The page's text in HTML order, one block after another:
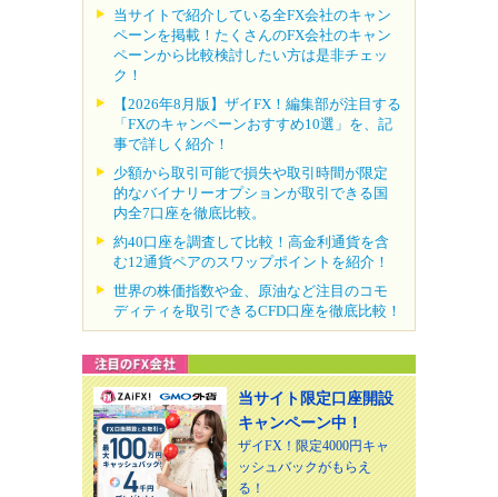
当サイトで紹介している全FX会社のキャン
ペーンを掲載！たくさんのFX会社のキャン
ペーンから比較検討したい方は是非チェッ
ク！
【2026年8月版】ザイFX！編集部が注目する
「FXのキャンペーンおすすめ10選」を、記
事で詳しく紹介！
少額から取引可能で損失や取引時間が限定
的なバイナリーオプションが取引できる国
内全7口座を徹底比較。
約40口座を調査して比較！高金利通貨を含
む12通貨ペアのスワップポイントを紹介！
世界の株価指数や金、原油など注目のコモ
ディティを取引できるCFD口座を徹底比較！
当サイト限定口座開設
キャンペーン中！
ザイFX！限定4000円キャ
ッシュバックがもらえ
る！